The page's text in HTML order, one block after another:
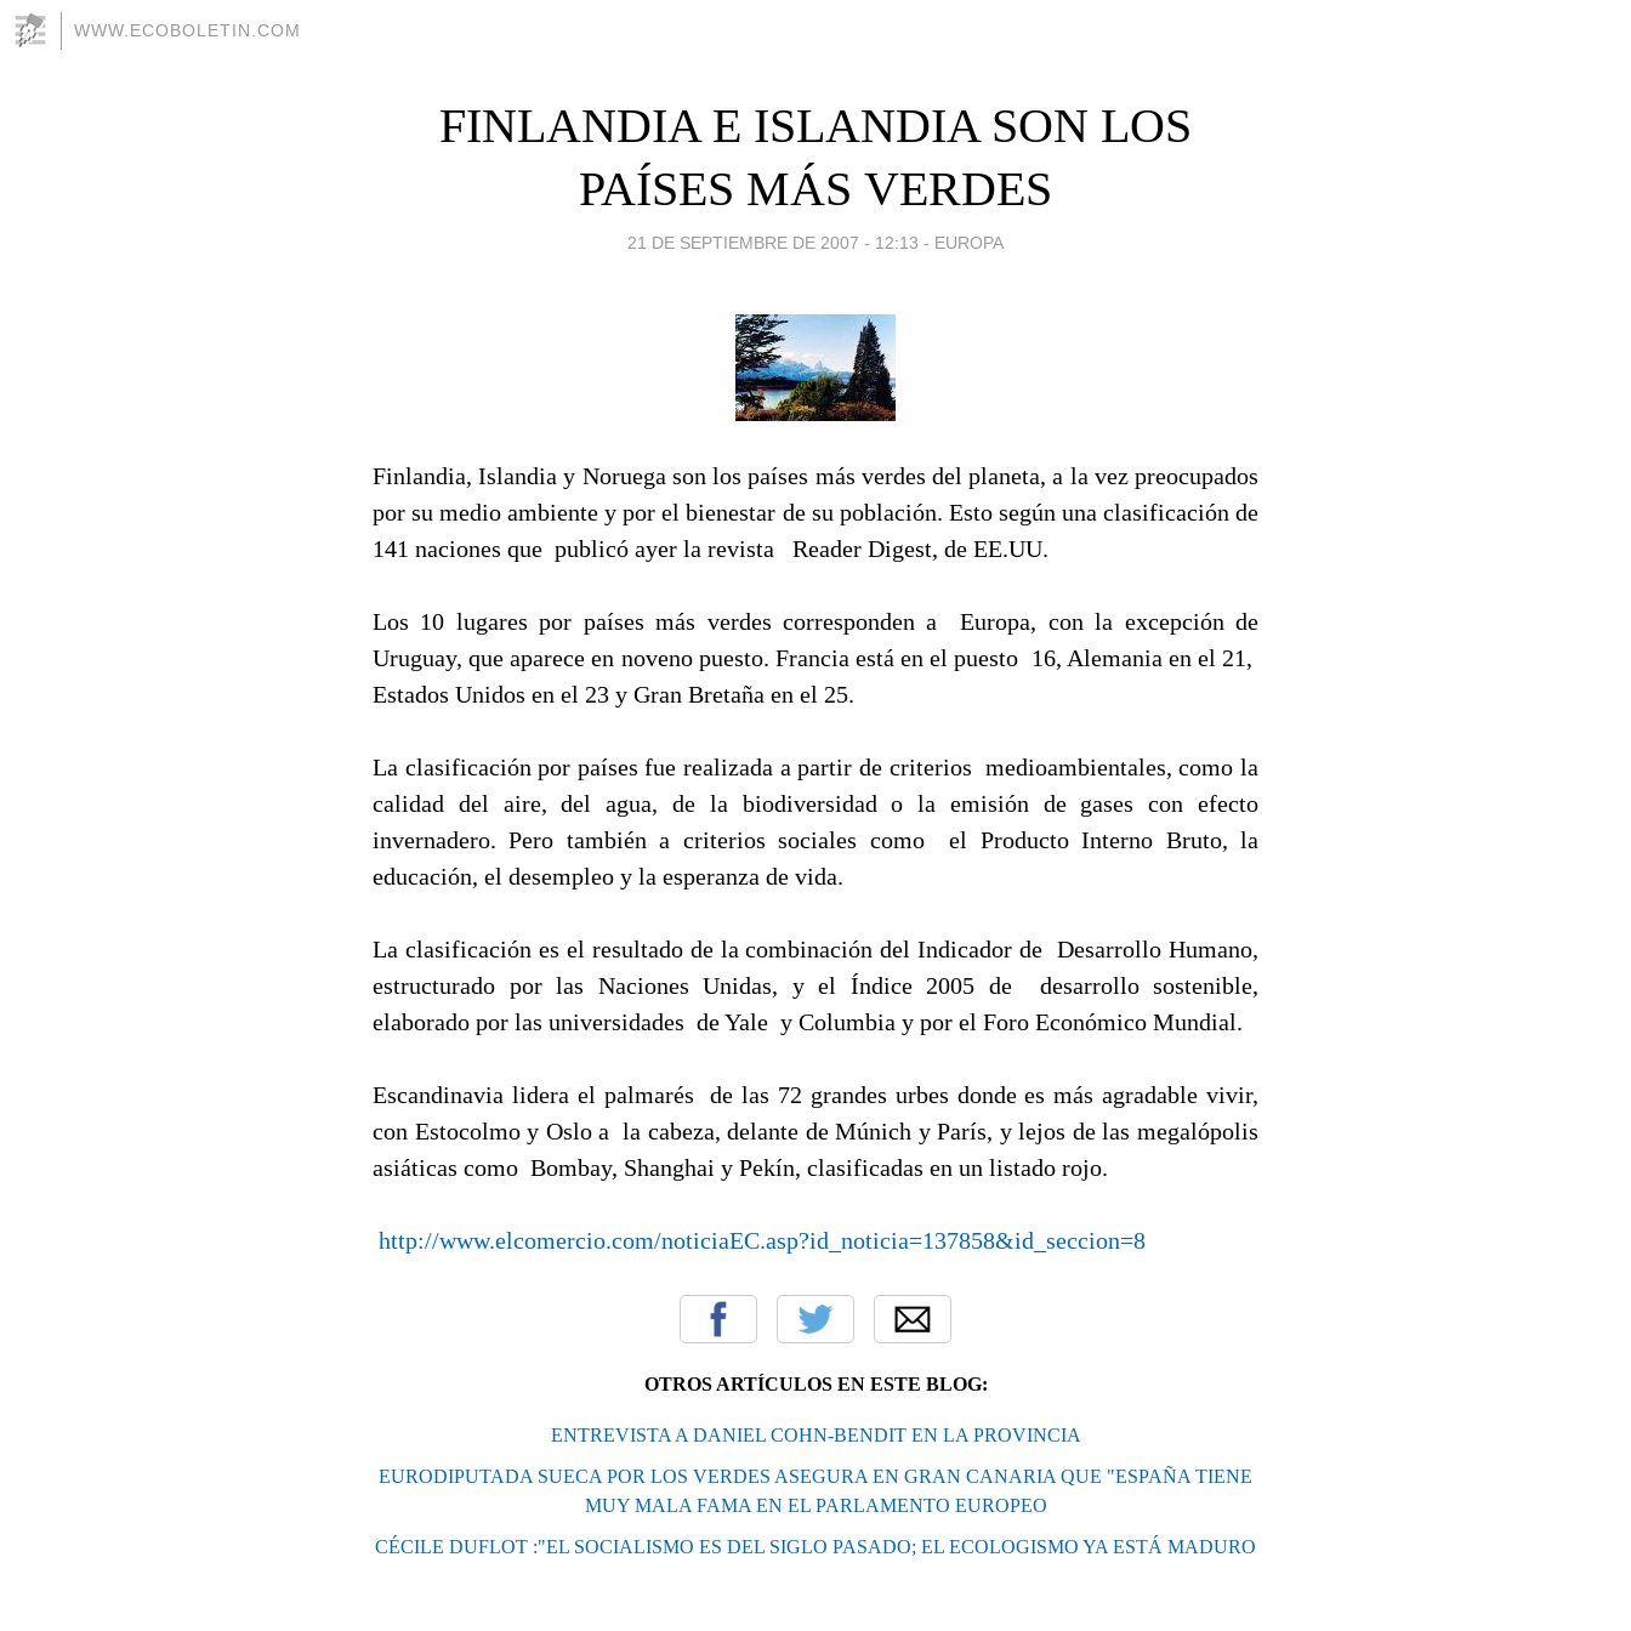
WWW.ECOBOLETIN.COM
FINLANDIA E ISLANDIA SON LOS
PAÍSES MÁS VERDES
21 DE SEPTIEMBRE DE 2007 - 12:13 - EUROPA
Finlandia, Islandia y Noruega son los países más verdes del planeta, a la vez preocupados
por su medio ambiente y por el bienestar de su población. Esto según una clasificación de
141 naciones que publicó ayer la revista Reader Digest, de EE.UU.
Los 10 lugares por países más verdes corresponden a Europa, con la excepción de
Uruguay, que aparece en noveno puesto. Francia está en el puesto 16, Alemania en el 21,
Estados Unidos en el 23 y Gran Bretaña en el 25.
La clasificación por países fue realizada a partir de criterios medioambientales, como la
calidad del aire, del agua, de la biodiversidad o la emisión de gases con efecto
invernadero. Pero también a criterios sociales como el Producto Interno Bruto, la
educación, el desempleo y la esperanza de vida.
La clasificación es el resultado de la combinación del Indicador de Desarrollo Humano,
estructurado por las Naciones Unidas, y el Índice 2005 de desarrollo sostenible,
elaborado por las universidades de Yale y Columbia y por el Foro Económico Mundial.
Escandinavia lidera el palmarés de las 72 grandes urbes donde es más agradable vivir,
con Estocolmo y Oslo a la cabeza, delante de Múnich y París, y lejos de las megalópolis
asiáticas como Bombay, Shanghai y Pekín, clasificadas en un listado rojo.
http://www.elcomercio.com/noticiaEC.asp?id_noticia=137858&id_seccion=8
OTROS ARTÍCULOS EN ESTE BLOG:
ENTREVISTA A DANIEL COHN-BENDIT EN LA PROVINCIA
EURODIPUTADA SUECA POR LOS VERDES ASEGURA EN GRAN CANARIA QUE "ESPAÑA TIENE
MUY MALA FAMA EN EL PARLAMENTO EUROPEO
CÉCILE DUFLOT :"EL SOCIALISMO ES DEL SIGLO PASADO; EL ECOLOGISMO YA ESTÁ MADURO